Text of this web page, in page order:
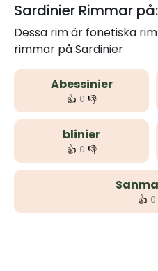
Sardinier Rimmar på:
Dessa rim är fonetiska
rimmar på Sardinier
Abessinier
👍 0 👎
blinier
👍 0 👎
👍 0